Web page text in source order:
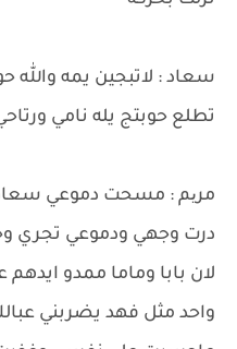
سعاد : لاتبجين يمه والله
تطلع حوبتج يله نامي
مریم : مسحت دموعي
درت وجهي ودموعي تجري
لان بابا وماما ممدو ايدهم
واحد مثل فهد يضربني